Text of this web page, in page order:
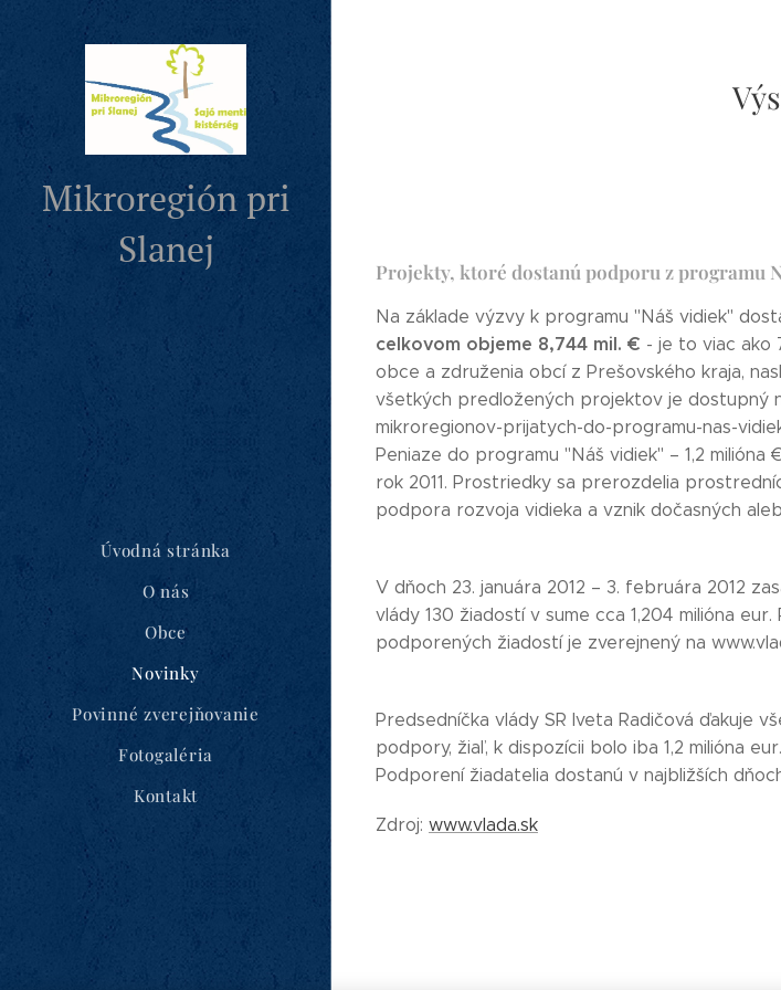
Mikroregión pri
Slanej
Úvodná stránka
O nás
Obce
Novinky
Povinné zverejňovanie
Fotogaléria
Kontakt
Projekty, ktoré dostanú podporu z programu
Na základe výzvy k programu "Náš vidiek"
celkovom objeme 8,744 mil. € - je to viac ako
obce a združenia obcí z Prešovského kraja,
všetkých predložených projektov je dostupný
mikroregionov-prijatych-do-programu-nas-
Peniaze do programu "Náš vidiek" – 1,2
rok 2011. Prostriedky sa prerozdelia
podpora rozvoja vidieka a vznik dočasných
V dňoch 23. januára 2012 – 3. februára 2012
vlády 130 žiadostí v sume cca 1,204 milióna
podporených žiadostí je zverejnený na
Predsedníčka vlády SR Iveta Radičová ďakuje
podpory, žiaľ, k dispozícii bolo iba 1,2 milióna
Podporení žiadatelia dostanú v najbližších
Zdroj: www.vlada.sk